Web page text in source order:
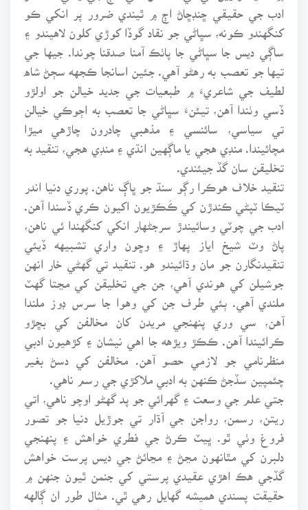
ادب جي حقيقي ڇنڊڇاڻ اڄ ۾ ٿيندي ضرور پر انکي ڪو
کنگهندو ڪونه، سڀاڻي جو نقاد گوڏا کوڙي کلون لاهيندو ۽
ساڳي ديس جا سڀاڻي جا پاٺڪ آمنا صدقنا چوندا. جيها جي
تيها جو تعصب به رهڻو آهي. جئين اسانجا ڪجهه سڄڻ شاه
لطيف جي شاعريءَ ۾ طبعيات جي جديد خيالن جو اولڙو
ڏسي وٺندا آهن، تيئنءَ سڀاڻي جا تعصب به اڄوڪي خيالن
تي سياسي، سائنسي ۽ مذهبي چادرون چاڙهي ميڙا
مچائيندا. منڊي هجي يا ماڳهين انڌي ۽ منڊي هجي، تنقيد به
تخليقن سان گڏ جيئندي.
تنقيد خلاف هوڪرا رڳو سنڌ جو ڀاڳ ناهن. پوري دنيا اندر
ٽيڪا ٽپڻي ڪندڙن کي ڪَڪڙيون اکيون ڪري ڏسندا آهن.
ادب جي چوٽي وسائيندڙ سرجڻهار انکي کنگهندا ئي ناهن،
پاڻ وٽ شيخ اياز پهاڙ ۽ وڇون واري تشبيهه ڏيئي
تنقيدنگارن جو مان وڌائيندو هو. تنقيد تي گهڻي خار انهن
جوشيلن کي هوندي آهي، جن جي تخليقن کي مڃتا گهٽ
ملندي آهي. ٻئي طرف جن کي وهوا جا سرس ڊوز ملندا
آهن، سي وري پنهنجي مريدن کان مخالفن کي بڇڙو
ڪرائيندا آهن. ڪڪڙ ويڙهه جا اهي نيشان ۽ کڙهيون ادبي
منظرنامي جو لازمي حصو آهن. مخالفن کي دسڻ بغير
چئمپين سڏجڻ ڪنهن به ادبي ملاکڙي جي رسم ناهي.
جتي علم جي وسعت ۽ گهرائي جو پد گهڻو اوچو ناهي، اتي
ريتن، رسمن، رواجن جي آڌار تي جوڙيل دنيا جو تصور
فروغ وٺي ٿو. ڀيٽ ڪرڻ جي فطري خواهش ۽ پنهنجي
دلبرن کي مٿانهون مڃڻ ۽ مڃائڻ جي ديس پرست خواهش
گڏجي هڪ اهڙي عقيدي پرستي کي جنمن ٿيون جنهن ۾
حقيقت پسندي هميشه گهايل رهي ٿي. مثال طور ان ڳالهه